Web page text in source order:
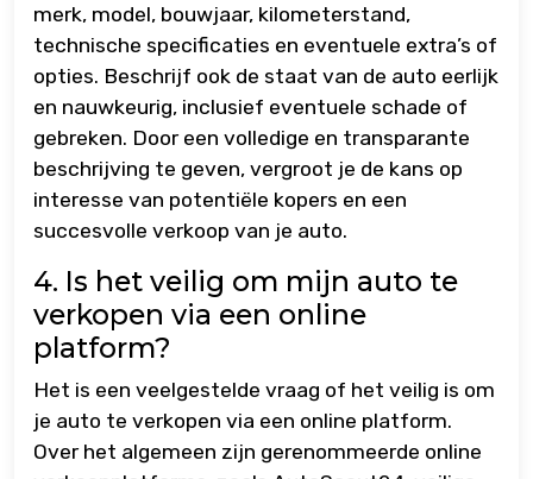
merk, model, bouwjaar, kilometerstand,
technische specificaties en eventuele extra’s of
opties. Beschrijf ook de staat van de auto eerlijk
en nauwkeurig, inclusief eventuele schade of
gebreken. Door een volledige en transparante
beschrijving te geven, vergroot je de kans op
interesse van potentiële kopers en een
succesvolle verkoop van je auto.
4. Is het veilig om mijn auto te
verkopen via een online
platform?
Het is een veelgestelde vraag of het veilig is om
je auto te verkopen via een online platform.
Over het algemeen zijn gerenommeerde online